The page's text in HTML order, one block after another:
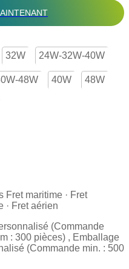
32W 24W-32W-40W
48W 40W 48W
Fret maritime · Fret
· Fret aérien
(Commande
: 300 pièces) , Emballage
(Commande min. : 500